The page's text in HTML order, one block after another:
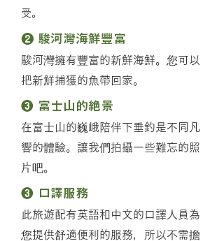
受。
❷ 駿河灣海鮮豐富
駿河灣擁有豐富的新鮮海鮮。您可以
把新鮮捕獲的魚帶回家。
❸ 富士山的絶景
在富士山的巍峨陪伴下垂釣是不同凡
響的體驗。讓我們拍攝一些難忘的照
片吧。
❸ 口譯服務
此旅遊配有英語和中文的口譯人員為
您提供舒適便利的服務，所以不需擔